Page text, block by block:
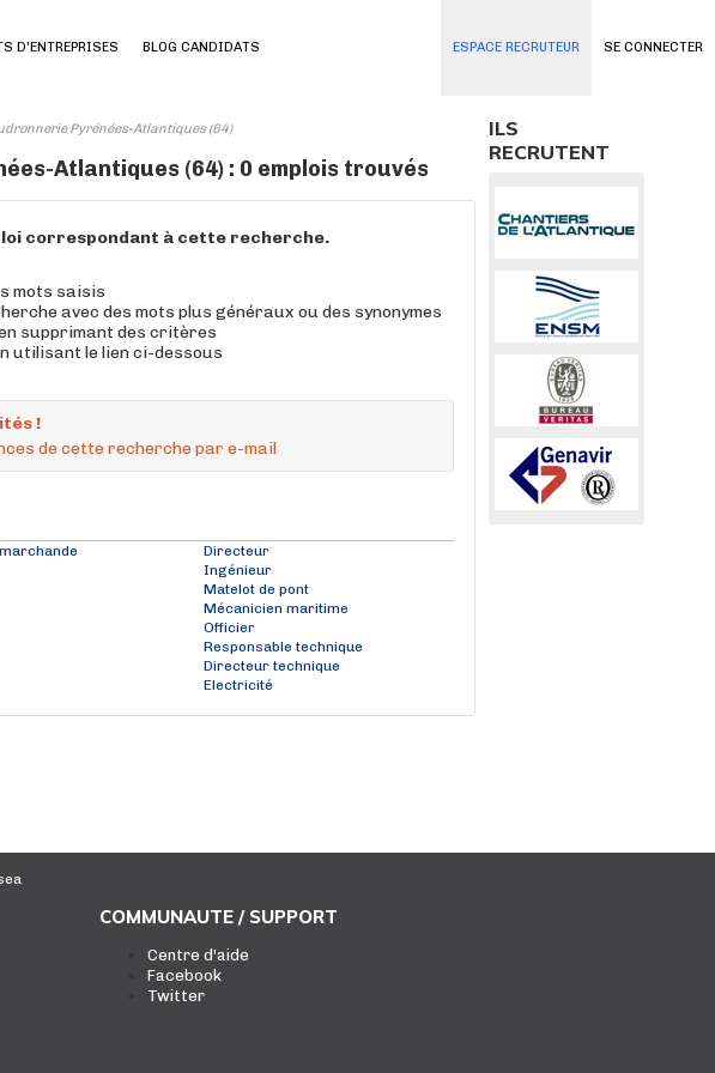
SE CONNECTER
D'ENTREPRISES BLOG CANDIDATS ESPACE RECRUTEUR
Pyrénées-Atlantiques (64)
Atlantiques (64) : 0 emplois trouvés
correspondant à cette recherche.
mots saisis
avec des mots plus généraux ou des synonymes
supprimant des critères
utilisant le lien ci-dessous
!
de cette recherche par e-mail
Directeur
Ingénieur
Matelot de pont
Mécanicien maritime
Officier
Responsable technique
Directeur technique
Electricité
ILS
RECRUTENT
COMMUNAUTE / SUPPORT
Centre d'aide
Facebook
Twitter